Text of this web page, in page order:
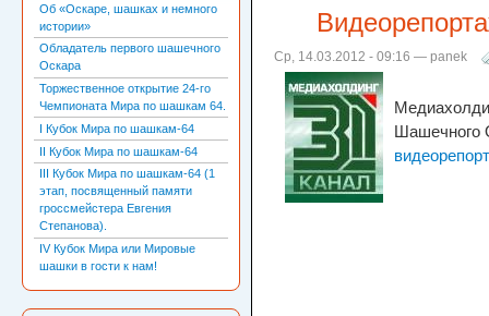
Об «Оскаре, шашках и немного
истории»
Обладатель первого шашечного
Оскара
Торжественное открытие 24-го
Чемпионата Мира по шашкам 64.
I Кубок Мира по шашкам-64
II Кубок Мира по шашкам-64
III Кубок Мира по шашкам-64 (1
этап, посвященный памяти
гроссмейстера Евгения
Степанова).
IV Кубок Мира или Мировые
шашки в гости к нам!
Ср, 14.03.2012 - 09:16 — panek
Шашечного